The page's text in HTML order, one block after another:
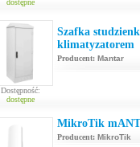
dostępne
Dostępność:
dostępne
Szafka
klimatyzatorem
Producent: Mantar
MikroTik mANT
Producent: MikroTik